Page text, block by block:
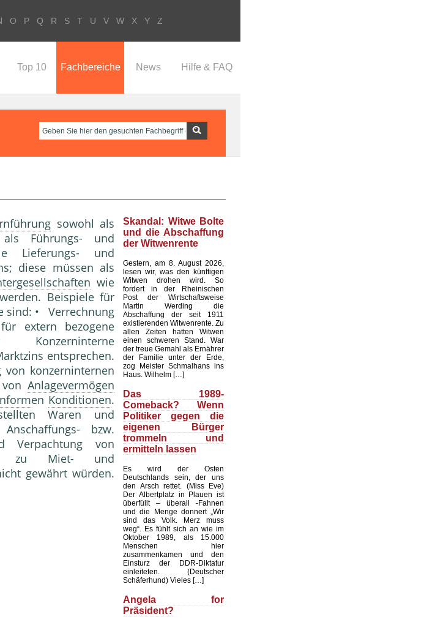
O P Q R S T U V W X Y Z
Top 10 Fachbereiche News Hilfe & FAQ
sowohl als
Führungs- und
Lieferungs- und
diese müssen als
wie
Beispiele für
sind: • Verrechnung
extern bezogene
entsprechen.
von konzerninternen
Anlagevermögen
en Konditionen.
Waren und
bzw.
von
zu Miet- und
gewährt würden.
Skandal: Witwe Bolte
und die Abschaffung
der Witwenrente
Gestern, am 8. August 2026,
lesen wir, was den künftigen
Witwen drohen wird. So
fordert in der Rheinischen
Post der Wirtschaftsweise
Martin Werding die
Abschaffung der seit 1911
existierenden Witwenrente. Zu
allen Zeiten hatten Witwen
einen schweren Stand. War
der treue Gemahl als Ernährer
der Familie unter der Erde,
zog Meister Schmalhans ins
Haus. Wilhelm […]
Das 1989-
Comeback? Wenn
Politiker gegen die
eigenen Bürger
trommeln und
ermitteln lassen
Es wird der Osten
Deutschlands sein, der uns
den Arsch rettet. (Miss Eve)
Der Albertplatz in Plauen ist
überfüllt – überall -Fahnen
und die Menge donnert „Wir
sind das Volk. Merz muss
weg“. Es fühlt sich an wie im
Oktober 1989, als 15.000
Menschen hier
zusammenkamen und den
Einsturz der DDR-Diktatur
einleiteten. (Deutscher
Schäferhund) Vieles […]
Angela for
Präsident?